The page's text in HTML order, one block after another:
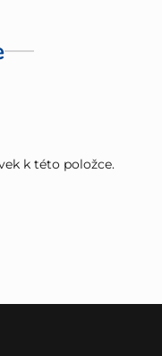
k této položce.